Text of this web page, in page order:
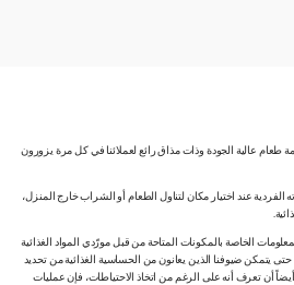
طعام عالية الجودة وذات مذاق رائع لعملائنا في كل مرة يزورون
الفردية عند اختيار مكان لتناول الطعام أو الشراب خارج المنزل،
الخاصة بالمكونات المتاحة من قبل مورّدي المواد الغذائية
حتى يتمكن ضيوفنا الذين يعانون من الحساسية الغذائية من تحديد
أن تعرف أنه على الرغم من اتخاذ الاحتياطات، فإن عمليات